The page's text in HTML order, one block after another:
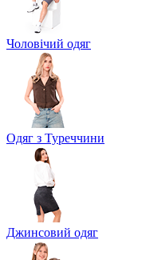
Чоловічий одяг
Одяг з Туреччини
Джинсовий одяг